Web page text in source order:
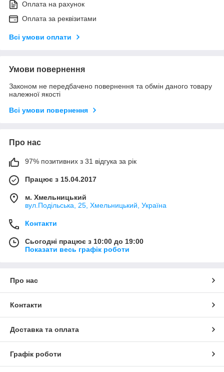
Оплата на рахунок
Оплата за реквізитами
Всі умови оплати
Умови повернення
Законом не передбачено повернення та обмін даного товару
належної якості
Всі умови повернення
Про нас
97% позитивних з 31 відгука за рік
Працює з 15.04.2017
м. Хмельницький
вул.Подільська, 25, Хмельницький, Україна
Контакти
Сьогодні працює з 10:00 до 19:00
Показати весь графік роботи
Про нас
Контакти
Доставка та оплата
Графік роботи